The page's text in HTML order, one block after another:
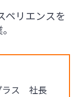
ペリエンスを
ラス 社長